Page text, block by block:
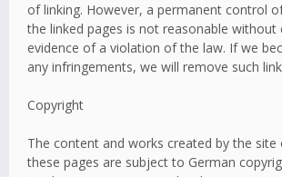
of linking. However, a permanent control
the linked pages is not reasonable without
evidence of a violation of the law. If we
any infringements, we will remove such
Copyright
The content and works created by the
these pages are subject to German